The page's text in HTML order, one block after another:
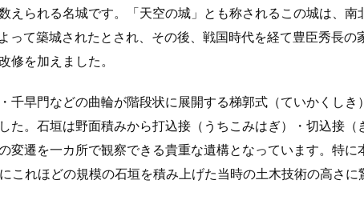
えられる名城です。「天空の城」とも称されるこの城は、南
て築城されたとされ、その後、戦国時代を経て豊臣秀長の
修を加えました。
早門などの曲輪が階段状に展開する梯郭式（ていかくしき）
。石垣は野面積みから打込接（うちこみはぎ）・切込接（
変遷を一カ所で観察できる貴重な遺構となっています。特に
これほどの規模の石垣を積み上げた当時の土木技術の高さに